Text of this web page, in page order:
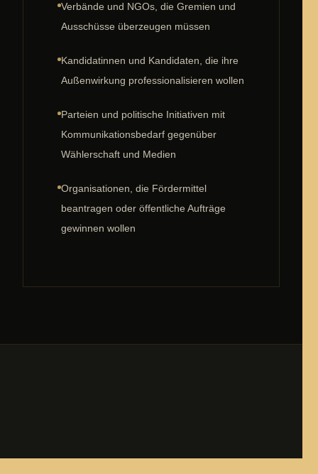
Verbände und NGOs, die Gremien und
Ausschüsse überzeugen müssen
Kandidatinnen und Kandidaten, die ihre
Außenwirkung professionalisieren wollen
Parteien und politische Initiativen mit
Kommunikationsbedarf gegenüber
Wählerschaft und Medien
Organisationen, die Fördermittel
beantragen oder öffentliche Aufträge
gewinnen wollen